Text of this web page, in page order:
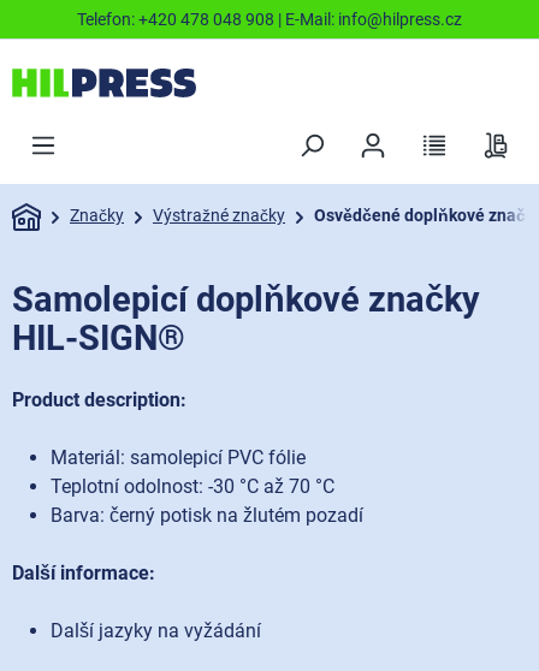
Telefon:+420 478 048 908 | E-Mail: info@hilpress.cz
Značky Výstražné značky Osvědčené doplňkové
Samolepicí doplňkové značky
HIL-SIGN®
Product description:
Materiál: samolepicí PVC fólie
Teplotní odolnost: -30 °C až 70 °C
Barva: černý potisk na žlutém pozadí
Další informace:
Další jazyky na vyžádání